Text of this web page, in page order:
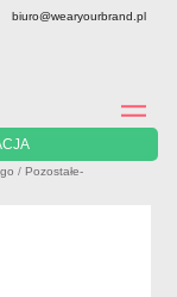
biuro@wearyourbrand.pl
/ Pozostałe-